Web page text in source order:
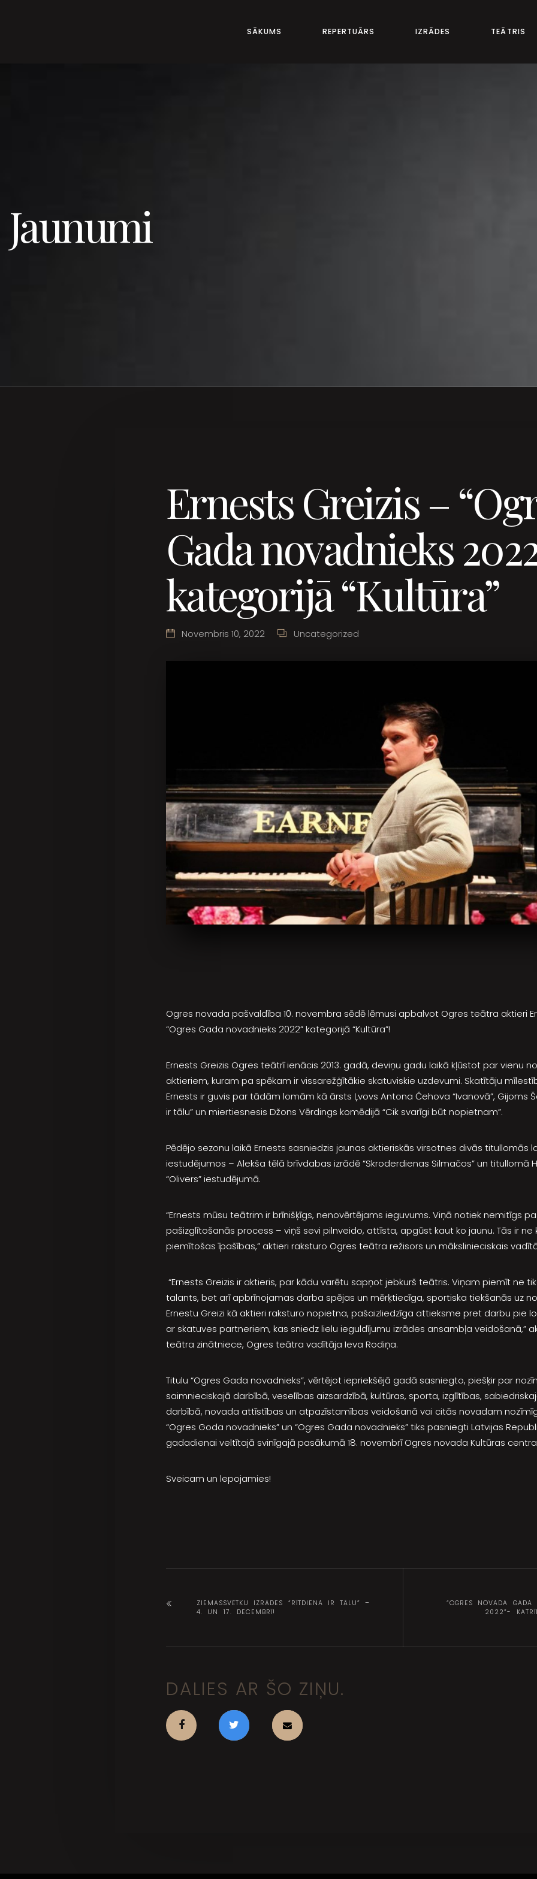
SĀKUMS REPERTUĀRS IZRĀDES TEĀTRIS
Jaunumi
Ernests Greizis –
Gada novadnieks
kategorijā “Kultūra”
Novembris 10, 2022 Uncategorized
Ogres novada pašvaldība 10. novembra sēdē lēmusi apbalvot Ogres teātra aktieri
“Ogres Gada novadnieks 2022” kategorijā “Kultūra”!
Ernests Greizis Ogres teātrī ienācis 2013. gadā, deviņu gadu laikā kļūstot par vienu
aktieriem, kuram pa spēkam ir vissarežģītākie skatuviskie uzdevumi. Skatītāju
Ernests ir guvis par tādām lomām kā ārsts Ļvovs Antona Čehova “Ivanovā”, Gijoms
ir tālu” un miertiesnesis Džons Vērdings komēdijā “Cik svarīgi būt nopietnam”.
Pēdējo sezonu laikā Ernests sasniedzis jaunas aktieriskās virsotnes divās titullomās
iestudējumos – Alekša tēlā brīvdabas izrādē “Skroderdienas Silmačos” un titullomā
“Olivers” iestudējumā.
“Ernests mūsu teātrim ir brīnišķīgs, nenovērtējams ieguvums. Viņā notiek nemitīgs
pašizglītošanās process – viņš sevi pilnveido, attīsta, apgūst kaut ko jaunu. Tās ir
piemītošas īpašības,” aktieri raksturo Ogres teātra režisors un mākslinieciskais
“Ernests Greizis ir aktieris, par kādu varētu sapņot jebkurš teātris. Viņam piemīt ne
talants, bet arī apbrīnojamas darba spējas un mērķtiecīga, sportiska tiekšanās uz
Ernestu Greizi kā aktieri raksturo nopietna, pašaizliedzīga attieksme pret darbu pie
ar skatuves partneriem, kas sniedz lielu ieguldījumu izrādes ansambļa veidošanā,”
teātra zinātniece, Ogres teātra vadītāja Ieva Rodiņa.
Titulu “Ogres Gada novadnieks”, vērtējot iepriekšējā gadā sasniegto, piešķir par
saimnieciskajā darbībā, veselības aizsardzībā, kultūras, sporta, izglītības,
darbībā, novada attīstības un atpazīstamības veidošanā vai citās novadam
“Ogres Goda novadnieks” un “Ogres Gada novadnieks” tiks pasniegti Latvijas
gadadienai veltītajā svinīgajā pasākumā 18. novembrī Ogres novada Kultūras centra
Sveicam un lepojamies!
ZIEMASSVĒTKU IZRĀDES “RĪTDIENA IR TĀLU” –
4. UN 17. DECEMBRĪ!
“OGRES NOVADA GADA
2022”-
DALIES AR ŠO ZIŅU.